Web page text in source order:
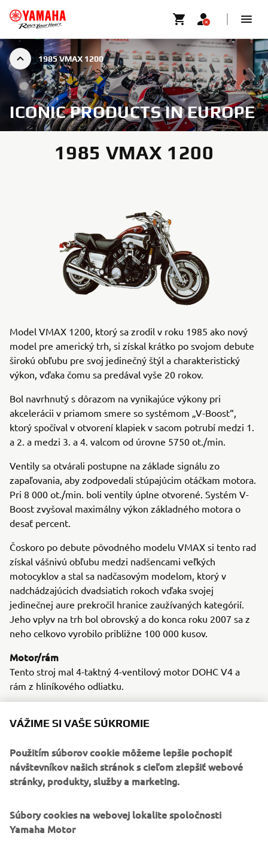
1985 VMAX 1200
ICONIC PRODUCTS IN EUROPE
1985 VMAX 1200
Model VMAX 1200, ktorý sa zrodil v roku 1985 ako nový
model pre americký trh, si získal krátko po svojom debute
širokú obľubu pre svoj jedinečný štýl a charakteristický
výkon, vďaka čomu sa predával vyše 20 rokov.
Bol navrhnutý s dôrazom na vynikajúce výkony pri
akcelerácii v priamom smere so systémom „V-Boost“,
ktorý spočíval v otvorení klapiek v sacom potrubí medzi 1.
a 2. a medzi 3. a 4. valcom od úrovne 5750 ot./min.
Ventily sa otvárali postupne na základe signálu zo
zapaľovania, aby zodpovedali stúpajúcim otáčkam motora.
Pri 8 000 ot./min. boli ventily úplne otvorené. Systém V-
Boost zvyšoval maximálny výkon základného motora o
desať percent.
Čoskoro po debute pôvodného modelu VMAX si tento rad
získal vášnivú obľubu medzi nadšencami veľkých
motocyklov a stal sa nadčasovým modelom, ktorý v
nadchádzajúcich dvadsiatich rokoch vďaka svojej
jedinečnej aure prekročil hranice zaužívaných kategórií.
Jeho vplyv na trh bol obrovský a do konca roku 2007 sa z
neho celkovo vyrobilo približne 100 000 kusov.
Motor/rám
Tento stroj mal 4-taktný 4-ventilový motor DOHC V4 a
rám z hliníkového odliatku.
1987 BW’S ORIGINAL
©Yamaha Motor Europe N.V. /Yamaha Motor Co., Ltd.
Informácie ani obrázky na týchto webových stránkach sa
VÁŽIME SI VAŠE SÚKROMIE
Použitím súborov cookie môžeme lepšie pochopiť
návštevníkov našich stránok s cieľom zlepšiť webové
stránky, produkty, služby a marketing.
Súbory cookies na webovej lokalite spoločnosti
Yamaha Motor